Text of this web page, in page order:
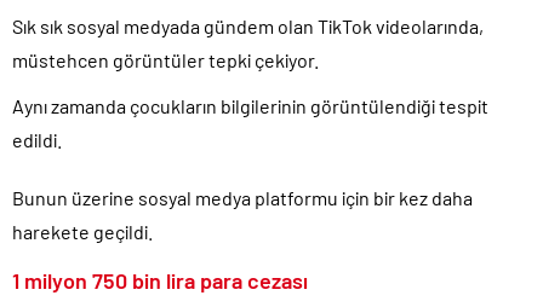
Günlerdir İran’a tehditler savurarak atıp tutan Trump yine kıvırdı!.
Merkez Bankası’ndan Kripto Varlık Merkezi Kayıt Sistemi’ne onay..
Taksicilerden darbe girişimi gibi eylem planı!.
Sık sık sosyal medyada gündem olan TikTok videolarında,
müstehcen görüntüler tepki çekiyor.
Aynı zamanda çocukların bilgilerinin görüntülendiği tespit
edildi.
Bunun üzerine sosyal medya platformu için bir kez daha
harekete geçildi.
1 milyon 750 bin lira para cezası